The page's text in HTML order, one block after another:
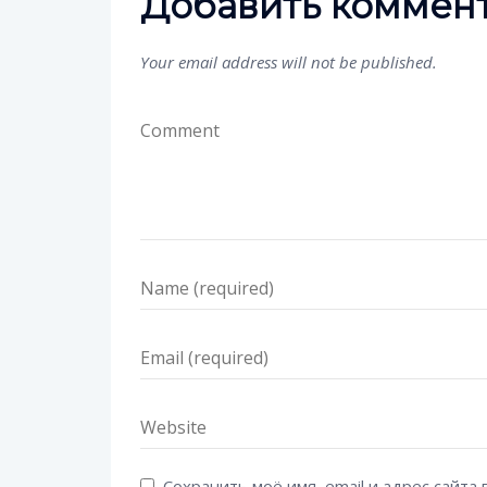
Your email address will not be published.